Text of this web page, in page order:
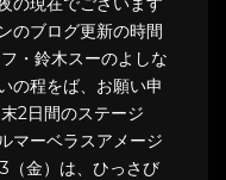
のブログ更新の時間
・鈴木スーのよしな
の程をば、お願い申
2日間のステージ
マーベラスアメージ
（金）は、ひっさび